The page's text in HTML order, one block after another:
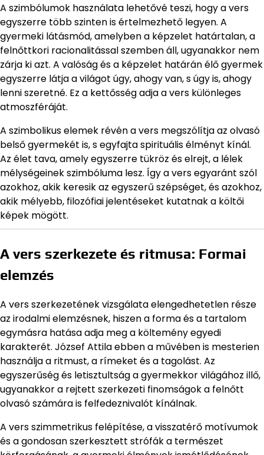
A szimbólumok használata lehetővé teszi, hogy a vers
egyszerre több szinten is értelmezhető legyen. A
gyermeki látásmód, amelyben a képzelet határtalan, a
felnőttkori racionalitással szemben áll, ugyanakkor nem
zárja ki azt. A valóság és a képzelet határán élő gyermek
egyszerre látja a világot úgy, ahogy van, s úgy is, ahogy
lenni szeretné. Ez a kettősség adja a vers különleges
atmoszféráját.
A szimbolikus elemek révén a vers megszólítja az olvasó
belső gyermekét is, s egyfajta spirituális élményt kínál.
Az élet tava, amely egyszerre tükröz és elrejt, a lélek
mélységeinek szimbóluma lesz. Így a vers egyaránt szól
azokhoz, akik keresik az egyszerű szépséget, és azokhoz,
akik mélyebb, filozófiai jelentéseket kutatnak a költői
képek mögött.
A vers szerkezete és ritmusa: Formai
elemzés
A vers szerkezetének vizsgálata elengedhetetlen része
az irodalmi elemzésnek, hiszen a forma és a tartalom
egymásra hatása adja meg a költemény egyedi
karakterét. József Attila ebben a művében is mesterien
használja a ritmust, a rímeket és a tagolást. Az
egyszerűség és letisztultság a gyermekkor világához illő,
ugyanakkor a rejtett szerkezeti finomságok a felnőtt
olvasó számára is felfedeznivalót kínálnak.
A vers szimmetrikus felépítése, a visszatérő motívumok
és a gondosan szerkesztett strófák a természet